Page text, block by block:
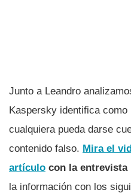
Junto a Leandro
Kaspersky identifica
cualquiera pueda darse
contenido falso. Mira el
artículo con la entrevista
la información con los